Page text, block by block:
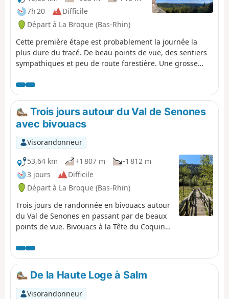
7h 20
Difficile
Départ à La Broque (Bas-Rhin)
Cette première étape est probablement la journée la
plus dure du tracé. De beau points de vue, des sentiers
sympathiques et peu de route forestière. Une grosse
"Difficile".
Trois jours autour du Val de Senones
avec bivouacs
Visorandonneur
53,64 km
+1 807 m
-1 812 m
3 jours
Difficile
Départ à La Broque (Bas-Rhin)
Trois jours de randonnée en bivouacs autour
du Val de Senones en passant par de beaux
points de vue. Bivouacs à la Tête du Coquin
De la Haute Loge à Salm
Visorandonneur